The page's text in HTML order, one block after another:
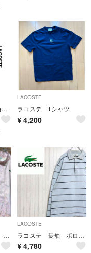
A525 LACOSTE 長袖シャツ 鹿の子 藍染め リネン混 ワッペン ワニ
LACOSTE
ラコステ Tシャツ
¥ 4,200
シュミーズラコステ フランス製 ストライプジャケット ワンポイントロゴ 42
LACOSTE
ラコステ 長袖 ポロシャツ ボーダー 刺繍ロゴ 水色 ビッグシルエット
¥ 4,780